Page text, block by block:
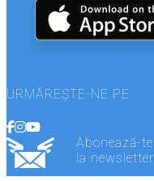
URMĂREȘTE-NE PE
Abonează-te
la newsletter